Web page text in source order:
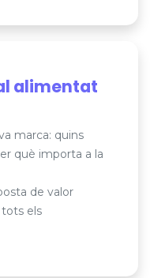
alimentat
marca: quins
què importa a la
de valor
tots els